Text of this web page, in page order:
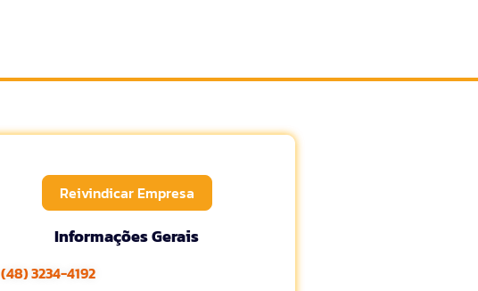
Reivindicar Empresa
Informações Gerais
(48) 3234-4192